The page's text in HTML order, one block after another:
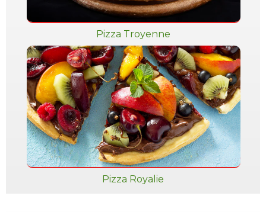
Pizza Troyenne
Pizza Royalie